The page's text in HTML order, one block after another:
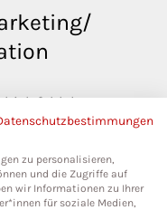
50
zu personalisieren,
und die Zugriffe auf
wir Informationen zu Ihrer
für soziale Medien,